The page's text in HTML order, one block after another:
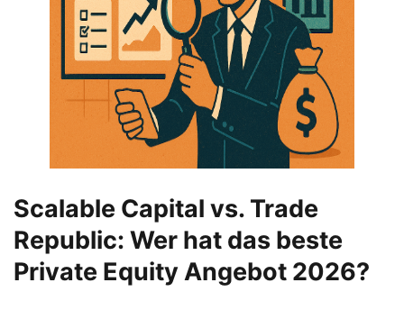
Scalable Capital vs. Trade
Republic: Wer hat das beste
Private Equity Angebot 2026?